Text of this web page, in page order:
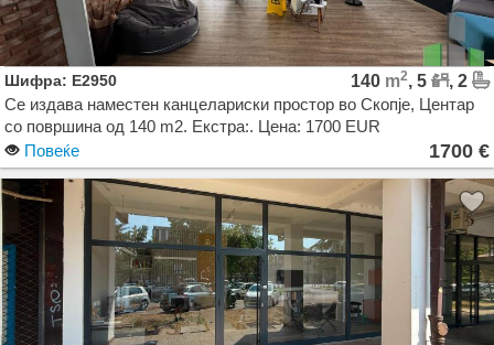
Шифра: E2950 140 m2, 5
, 2
Се издава наместен канцелариски простор во Скопје, Центар
со површина од 140 m2. Екстра:. Цена: 1700 EUR
Повеќе
1700 €